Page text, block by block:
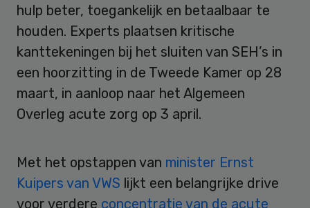
hulp beter, toegankelijk en betaalbaar te
houden. Experts plaatsen kritische
kanttekeningen bij het sluiten van SEH’s in
een hoorzitting in de Tweede Kamer op 28
maart, in aanloop naar het Algemeen
Overleg acute zorg op 3 april.
Met het opstappen van minister Ernst
Kuipers van VWS lijkt een belangrijke drive
voor verdere concentratie van de acute